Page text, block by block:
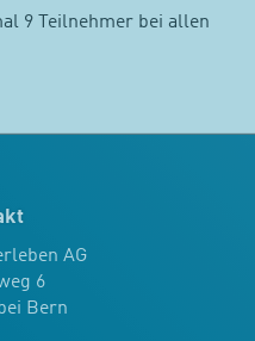
9 Teilnehmer bei allen
AG
6
Bern